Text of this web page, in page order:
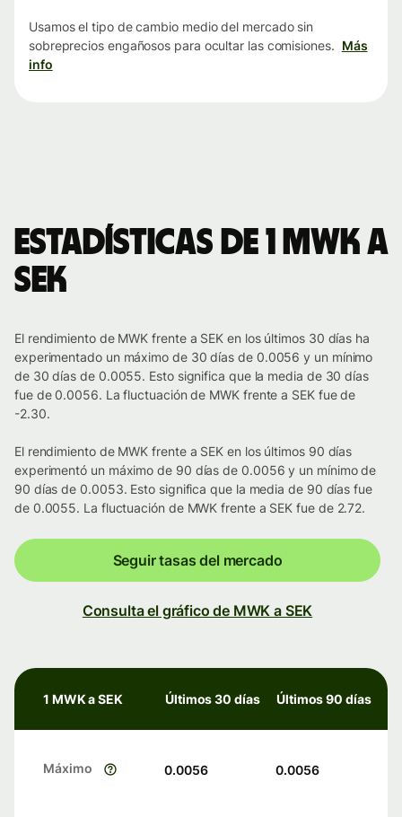
Usamos el tipo de cambio medio del mercado sin
sobreprecios engañosos para ocultar las comisiones. Más
info
Estadísticas de 1 MWK a
SEK
El rendimiento de MWK frente a SEK en los últimos 30 días ha
experimentado un máximo de 30 días de 0.0056 y un mínimo
de 30 días de 0.0055. Esto significa que la media de 30 días
fue de 0.0056. La fluctuación de MWK frente a SEK fue de
-2.30.
El rendimiento de MWK frente a SEK en los últimos 90 días
experimentó un máximo de 90 días de 0.0056 y un mínimo de
90 días de 0.0053. Esto significa que la media de 90 días fue
de 0.0055. La fluctuación de MWK frente a SEK fue de 2.72.
Seguir tasas del mercado
Consulta el gráfico de MWK a SEK
1 MWK a SEK Últimos 30 días Últimos 90 días
Máximo 0.0056 0.0056